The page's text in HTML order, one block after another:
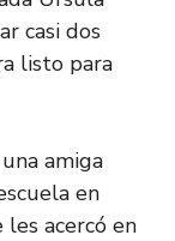
casi dos
listo para
amiga
en
acercó en